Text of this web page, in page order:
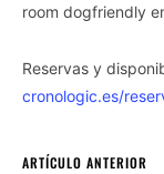
room dogfriendly
Reservas y
cronologic.es/
ARTÍCULO ANTERIOR